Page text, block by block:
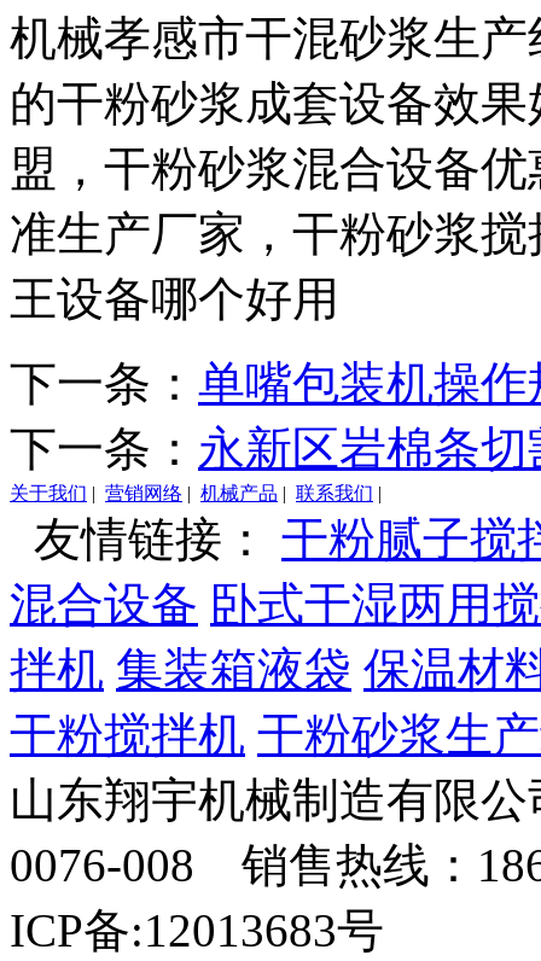
机械孝感市干混砂浆生
的干粉砂浆成套设备效
盟，干粉砂浆混合设备
准生产厂家，干粉砂浆
王设备哪个好用
下一条： 单嘴包装机操作
下一条： 永新区岩棉条切
关于我们 | 营销网络 | 机械产品 | 联系我们 |
友情链接： 干粉腻子搅
混合设备 卧式干湿两用
拌机 集装箱液袋 保温材
干粉搅拌机 干粉砂浆生
山东翔宇机械制造有限
0076-008 销售热线：
ICP备:12013683号